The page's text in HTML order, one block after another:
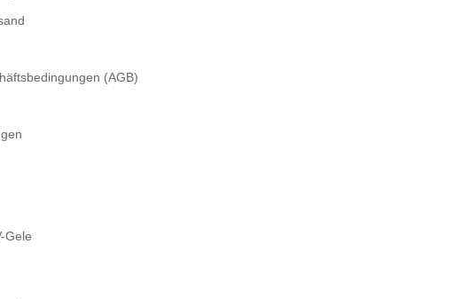
(AGB)
Gele